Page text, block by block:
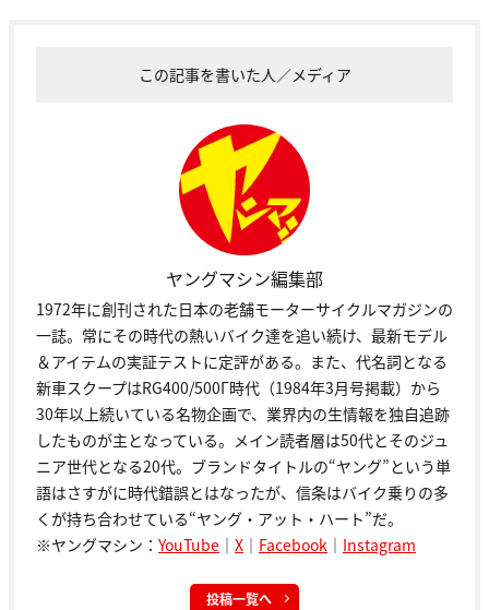
この記事を書いた人／メディア
ヤングマシン編集部
1972年に創刊された日本の老舗モーターサイクルマガジンの
一誌。常にその時代の熱いバイク達を追い続け、最新モデル
＆アイテムの実証テストに定評がある。また、代名詞となる
新車スクープはRG400/500Γ時代（1984年3月号掲載）から
30年以上続いている名物企画で、業界内の生情報を独自追跡
したものが主となっている。メイン読者層は50代とそのジュ
ニア世代となる20代。ブランドタイトルの“ヤング”という単
語はさすがに時代錯誤とはなったが、信条はバイク乗りの多
くが持ち合わせている“ヤング・アット・ハート”だ。
※ヤングマシン： YouTube ｜ X ｜ Facebook ｜ Instagram
投稿一覧へ